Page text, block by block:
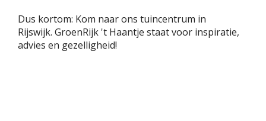
Dus kortom: Kom naar ons tuincentrum in
Rijswijk. GroenRijk 't Haantje staat voor inspiratie,
advies en gezelligheid!